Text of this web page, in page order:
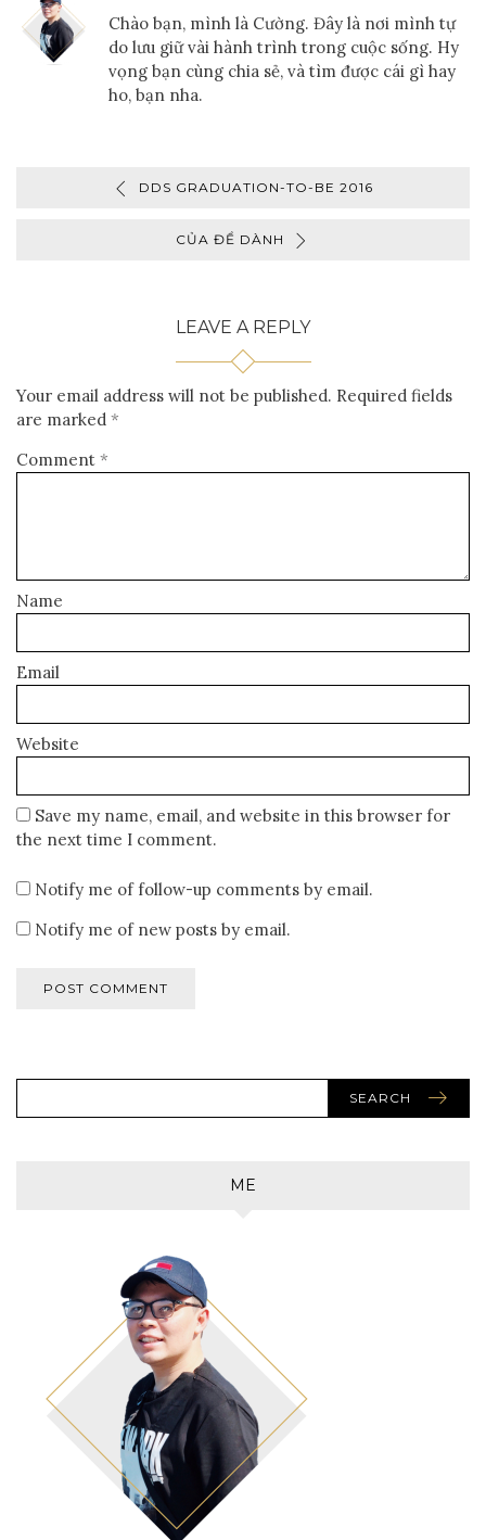
Chào bạn, mình là Cường. Đây là nơi mình tự
do lưu giữ vài hành trình trong cuộc sống. Hy
vọng bạn cùng chia sẻ, và tìm được cái gì hay
ho, bạn nha.
DDS GRADUATION-TO-BE 2016
CỦA ĐỂ DÀNH
LEAVE A REPLY
Your email address will not be published. Required fields
are marked *
Comment *
Name
Email
Website
Save my name, email, and website in this browser for
the next time I comment.
Notify me of follow-up comments by email.
Notify me of new posts by email.
SEARCH
ME